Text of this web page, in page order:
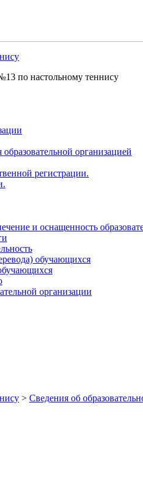
по настольному теннису
организацией
регистрации.
и оснащенность
обучающихся
организации
> Сведения об